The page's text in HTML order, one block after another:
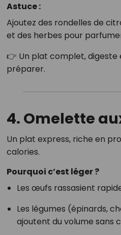
Astuce :
Ajoutez des rondelles de
et des herbes pour
👉 Un plat complet, digeste
préparer.
4. Omelette
Un plat express, riche en
calories.
Pourquoi c’est léger ?
Les œufs rassasient
Les légumes (épinards,
ajoutent du volume sans